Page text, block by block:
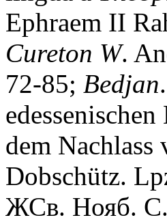
Ephraem II
Cureton W.
72-85; Bedjan
dem
Dobschütz.
ЖСв. Нояб.